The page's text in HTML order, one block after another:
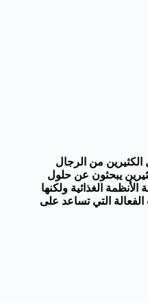
من الرجال
يبحثون عن حلول
الغذائية ولكنها
التي تساعد على